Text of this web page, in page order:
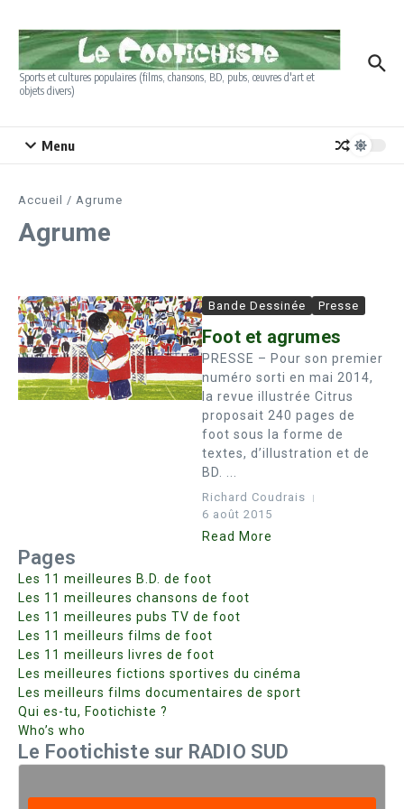
Sports et cultures populaires (films, chansons, BD, pubs, œuvres d'art et
objets divers)
Menu
Accueil / Agrume
Agrume
Bande Dessinée Presse
Foot et agrumes
PRESSE – Pour son premier
numéro sorti en mai 2014,
la revue illustrée Citrus
proposait 240 pages de
foot sous la forme de
textes, d’illustration et de
BD. ...
Richard Coudrais
6 août 2015
Read More
Pages
Les 11 meilleures B.D. de foot
Les 11 meilleures chansons de foot
Les 11 meilleures pubs TV de foot
Les 11 meilleurs films de foot
Les 11 meilleurs livres de foot
Les meilleures fictions sportives du cinéma
Les meilleurs films documentaires de sport
Qui es-tu, Footichiste ?
Who’s who
Le Footichiste sur RADIO SUD